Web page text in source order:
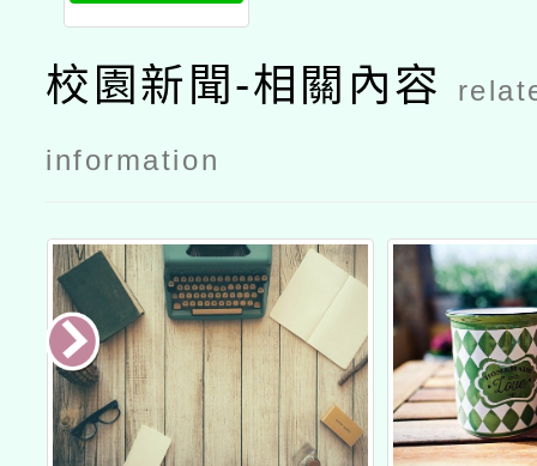
施計畫
校園新聞-相關內容
information